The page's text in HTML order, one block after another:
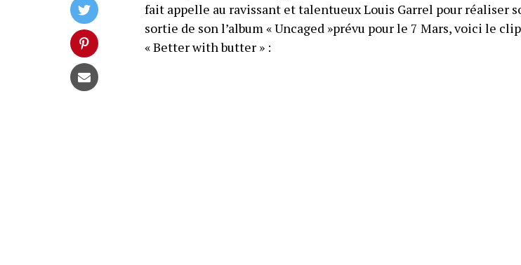
fait appelle au ravissant et talentueux Louis Garrel pour réaliser
sortie de son l’album « Uncaged »prévu pour le 7 Mars, voici le
« Better with butter » :